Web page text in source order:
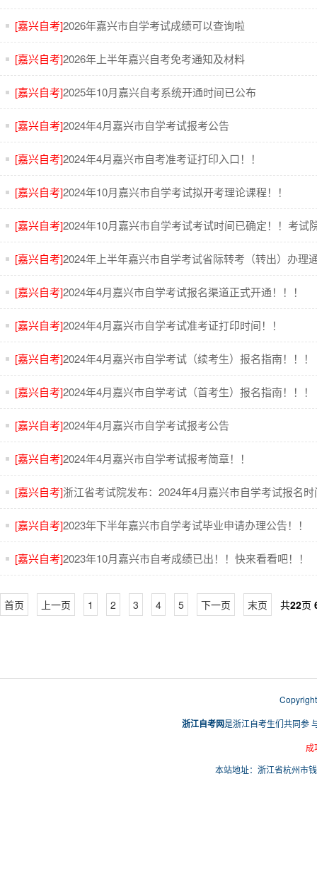
[嘉兴自考]2026年嘉兴市自学考试成绩可以查询啦
[嘉兴自考]2026年上半年嘉兴自考免考通知及材料
[嘉兴自考]2025年10月嘉兴自考系统开通时间已公布
[嘉兴自考]2024年4月嘉兴市自学考试报考公告
[嘉兴自考]2024年4月嘉兴市自考准考证打印入口！！
[嘉兴自考]2024年10月嘉兴市自学考试拟开考理论课程！！
[嘉兴自考]2024年10月嘉兴市自学考试考试时间已确定！！考试
[嘉兴自考]2024年上半年嘉兴市自学考试省际转考（转出）办理
[嘉兴自考]2024年4月嘉兴市自学考试报名渠道正式开通！！！
[嘉兴自考]2024年4月嘉兴市自学考试准考证打印时间！！
[嘉兴自考]2024年4月嘉兴市自学考试（续考生）报名指南！！！
[嘉兴自考]2024年4月嘉兴市自学考试（首考生）报名指南！！！
[嘉兴自考]2024年4月嘉兴市自学考试报考公告
[嘉兴自考]2024年4月嘉兴市自学考试报考简章！！
[嘉兴自考]浙江省考试院发布：2024年4月嘉兴市自学考试报名
[嘉兴自考]2023年下半年嘉兴市自学考试毕业申请办理公告！！
[嘉兴自考]2023年10月嘉兴市自考成绩已出！！快来看看吧！！
首页 上一页 1 2 3 4 5 下一页 末页 共22页
浙江自考网是浙江自考生们共同参
成
本站地址：浙江省杭州市